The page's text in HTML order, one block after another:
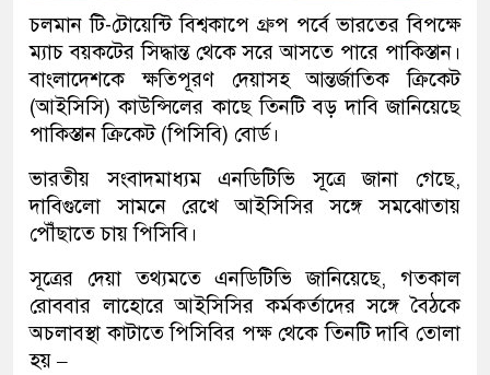
চলমান টি-টোয়েন্টি বিশ্বকাপে গ্রুপ পর্বে ভারতের বিপক্ষে
ম্যাচ বয়কটের সিদ্ধান্ত থেকে সরে আসতে পারে পাকিস্তান।
বাংলাদেশকে ক্ষতিপূরণ দেয়াসহ আন্তর্জাতিক ক্রিকেট
(আইসিসি) কাউন্সিলের কাছে তিনটি বড় দাবি জানিয়েছে
পাকিস্তান ক্রিকেট (পিসিবি) বোর্ড।
ভারতীয় সংবাদমাধ্যম এনডিটিভি সূত্রে জানা গেছে,
দাবিগুলো সামনে রেখে আইসিসির সঙ্গে সমঝোতায়
পৌঁছাতে চায় পিসিবি।
সূত্রের দেয়া তথ্যমতে এনডিটিভি জানিয়েছে, গতকাল
রোববার লাহোরে আইসিসির কর্মকর্তাদের সঙ্গে বৈঠকে
অচলাবস্থা কাটাতে পিসিবির পক্ষ থেকে তিনটি দাবি তোলা
হয় –